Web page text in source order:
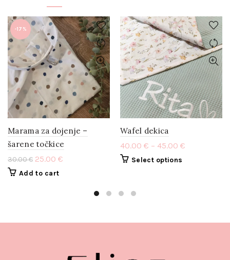
-17%
Marama za dojenje –
šarene točkice
30.00€ 25.00 €
Add to cart
Wafel dekica
40.00 € – 45.00 €
Select options